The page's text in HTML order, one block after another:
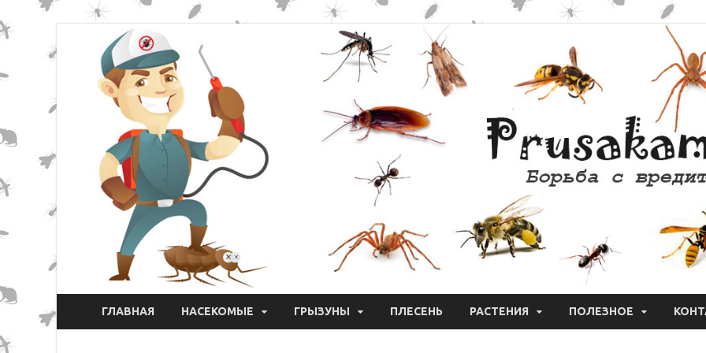
ГЛАВНАЯ НАСЕКОМЫЕ ГРЫЗУНЫ ПЛЕСЕНЬ РАСТЕНИЯ ПОЛЕЗНОЕ